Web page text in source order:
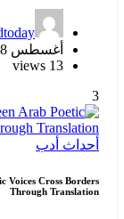
أغسطس 8, 2026
13 views
3
أحداث أدب
Voices Cross Borders
Through Translation